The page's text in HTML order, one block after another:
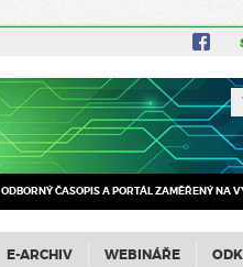
ODBORNÝ ČASOPIS A PORTÁL ZAMĚŘENÝ NA
E-ARCHIV WEBINÁŘE